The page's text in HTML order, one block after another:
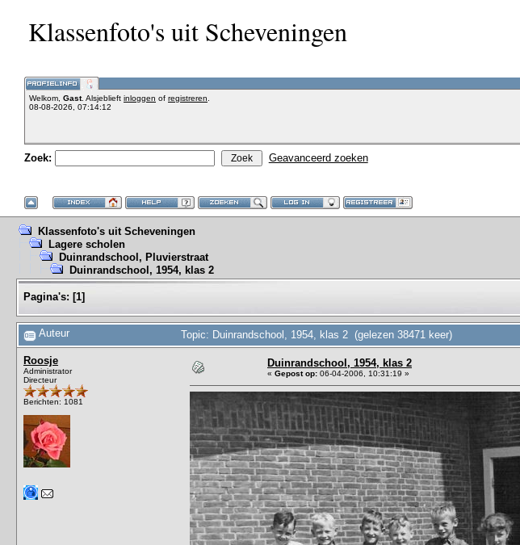
Klassenfoto's uit Scheveningen
Welkom, Gast. Alsjeblieft inloggen of registreren
08-08-2026, 07:14:12
Zoek: Geavanceerd zoeken
Klassenfoto's uit Scheveningen
Lagere scholen
Duinrandschool, Pluvierstraat
Duinrandschool, 1954, klas 2
Pagina's: [1]
Auteur Topic: Duinrandschool, 1954, klas 2 (gelezen 38471 keer)
Roosje
Administrator
Directeur
Berichten: 1081
Duinrandschool, 1954, klas 2
« Gepost op: 06-04-2006, 10:31:19 »